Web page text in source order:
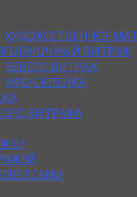
ХУДОЖЕСТВЕННОЕ
ПЛЕНОЧНЫЙ ВИТРАЖ
ВИТРАЖА
БЕВЕЛС ВИТРАЖ
УФО-СКЛЕЙКА